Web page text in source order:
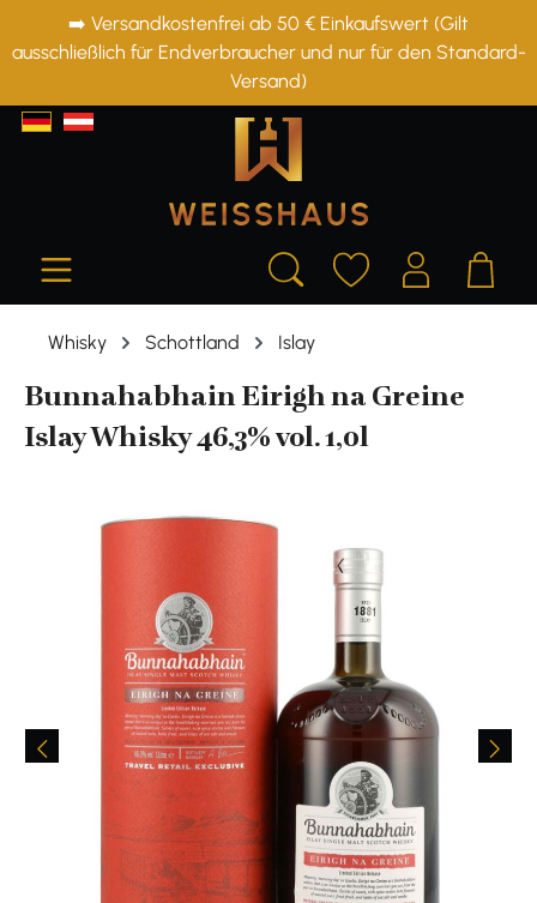
springen
➡️ Versandkostenfrei ab 50 € Einkaufswert (Gilt
ausschließlich für Endverbraucher und nur für den Standard-
Versand)
Whisky Schottland Islay
Bunnahabhain Eirigh na Greine
Islay Whisky 46,3% vol. 1,0l
Bildergalerie überspringen